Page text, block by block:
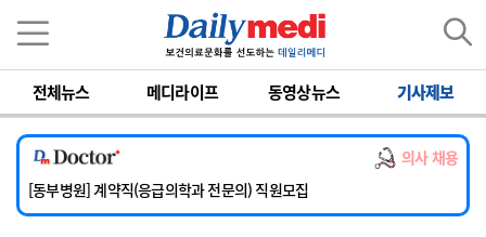
전체뉴스 메디라이프 동영상뉴스 기사제보
의사 채용
[서울아산병원] 2026년 하반기 인턴 모집
[영남대학교의료원] 마취통증의학과 임기제 임상의사 채용
[충남대학교병원] 소아청소년과(소아응급전담) 계약직 의사 공개채용
[동부병원] 계약직(응급의학과 전문의) 직원모집
[이대목동병원] 하반기 전공의(레지던트1년차) 모집